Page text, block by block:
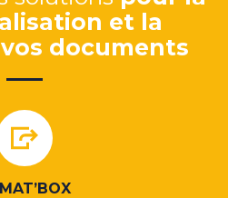
et la
documents